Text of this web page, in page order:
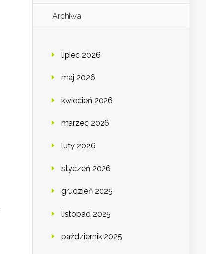
Archiwa
lipiec 2026
maj 2026
kwiecień 2026
marzec 2026
luty 2026
styczeń 2026
grudzień 2025
listopad 2025
październik 2025